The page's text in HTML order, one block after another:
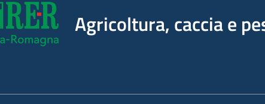
Agricoltura, caccia e